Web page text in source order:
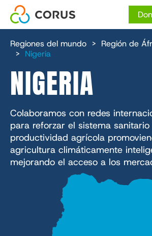
contenido
NAVEGACIÓN
PRINCIPAL
Quiénes somos
Informes financieros y
Carreras profesionales
Nuestras organizaciones
IMA Salud Mundial
Socorro Luterano Mundial
Tecnologías CGA
Invertir desde cero
Marcas del mercado agrícola
Los 5 fundamentos
Lugar
Nutrición
Salud
Conocimiento
Ingresos
Experiencia
Desarrollo económico
Salud
Acción humanitaria
Educación
Sostenibilidad
Formas de colaborar
Recaudación de fondos
Dona donde más se
En la escuela
Impacto
Informes y recursos
Medios de comunicación
Boletín InUnison
Servicios + Soluciones
Regiones del mundo
Región de
Nigeria
NIGERIA
Colaboramos con redes
para reforzar el sistema
productividad agrícola
agricultura climáticamente
mejorando el acceso a los